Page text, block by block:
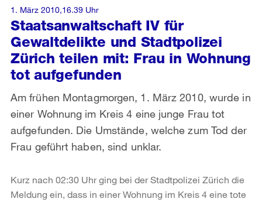
Staatsanwaltschaft IV für
Gewaltdelikte und Stadtpolizei
Zürich teilen mit: Frau in Wohnung
tot aufgefunden
Am frühen Montagmorgen, 1. März 2010, wurde in
einer Wohnung im Kreis 4 eine junge Frau tot
aufgefunden. Die Umstände, welche zum Tod der
Frau geführt haben, sind unklar.
1. März 2010,16.39 Uhr
Kurz nach 02:30 Uhr ging bei der Stadtpolizei Zürich die
Meldung ein, dass in einer Wohnung im Kreis 4 eine tote